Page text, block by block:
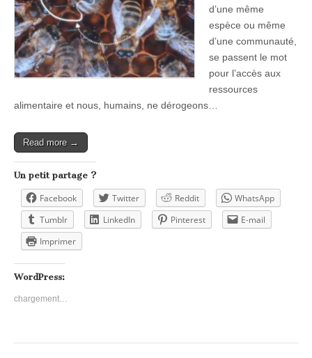
d’une même
espèce ou même
d’une communauté,
se passent le mot
pour l’accès aux
ressources
alimentaire et nous, humains, ne dérogeons…
Read more →
Un petit partage ?
Facebook Twitter Reddit
WhatsApp
Tumblr
LinkedIn Pinterest
E-mail
Imprimer
WordPress:
chargement…